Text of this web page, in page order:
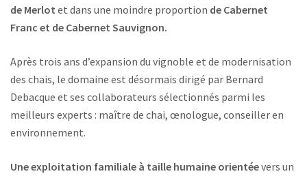
de Merlot et dans une moindre proportion de Cabernet
Franc et de Cabernet Sauvignon.
Après trois ans d’expansion du vignoble et de modernisation
des chais, le domaine est désormais dirigé par Bernard
Debacque et ses collaborateurs sélectionnés parmi les
meilleurs experts : maître de chai, œnologue, conseiller en
environnement.
Une exploitation familiale à taille humaine orientéevers un